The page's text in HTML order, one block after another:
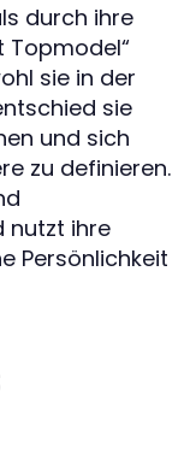
durch ihre
Topmodel“
sie in der
sie
und sich
zu definieren.
nutzt ihre
Persönlichkeit